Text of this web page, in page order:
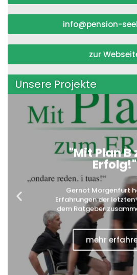
info@pension-
zur
Unsere Projekte
"Mit Plan B
Erfolg!"
Gernot Morgenfurt
Erfahrungen der letzten
dem Ratgeber
mehr